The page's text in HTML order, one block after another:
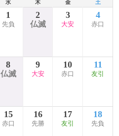
水 木 金 土
1
先負
2
仏滅
3
大安
4
赤口
8
仏滅
9
大安
10
赤口
11
友引
15
赤口
16
先勝
17
友引
18
先負